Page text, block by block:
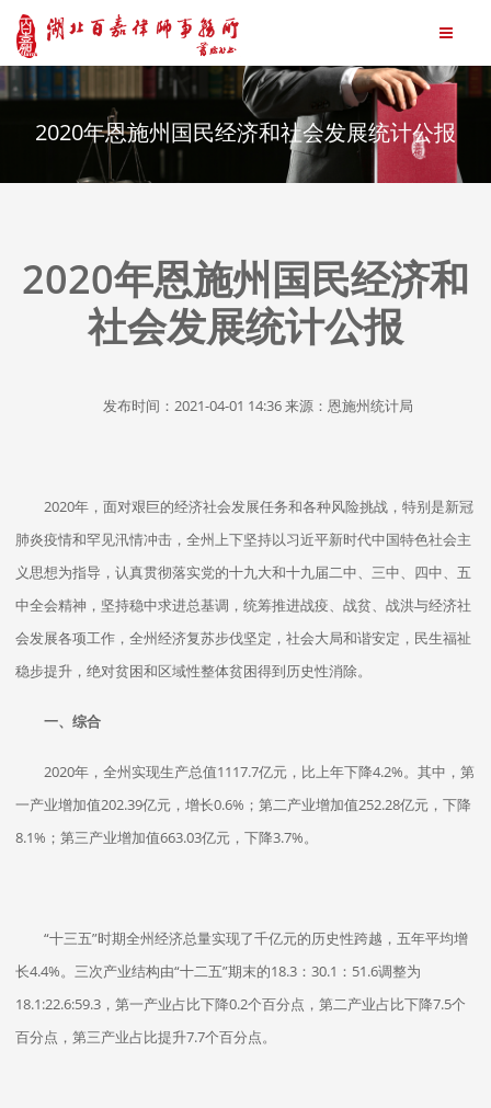
2020年恩施州国民经济和社会发展统计公报
2020年恩施州国民经济和
社会发展统计公报
发布时间：2021-04-01 14:36 来源：恩施州统计局
2020年，面对艰巨的经济社会发展任务和各种风险挑战，特别是新冠
肺炎疫情和罕见汛情冲击，全州上下坚持以习近平新时代中国特色社会主
义思想为指导，认真贯彻落实党的十九大和十九届二中、三中、四中、五
中全会精神，坚持稳中求进总基调，统筹推进战疫、战贫、战洪与经济社
会发展各项工作，全州经济复苏步伐坚定，社会大局和谐安定，民生福祉
稳步提升，绝对贫困和区域性整体贫困得到历史性消除。
一、综合
2020年，全州实现生产总值1117.7亿元，比上年下降4.2%。其中，第
一产业增加值202.39亿元，增长0.6%；第二产业增加值252.28亿元，下降
8.1%；第三产业增加值663.03亿元，下降3.7%。
“十三五”时期全州经济总量实现了千亿元的历史性跨越，五年平均增
长4.4%。三次产业结构由“十二五”期末的18.3：30.1：51.6调整为
18.1:22.6:59.3，第一产业占比下降0.2个百分点，第二产业占比下降7.5个
百分点，第三产业占比提升7.7个百分点。